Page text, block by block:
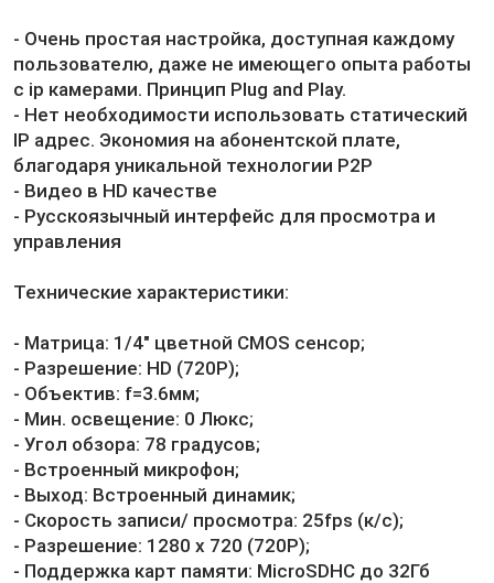
- Очень простая настройка, доступная каждому
пользователю, даже не имеющего опыта работы
с ip камерами. Принцип Plug and Play.
- Нет необходимости использовать статический
IP адрес. Экономия на абонентской плате,
благодаря уникальной технологии P2P
- Видео в HD качестве
- Русскоязычный интерфейс для просмотра и
управления
Технические характеристики:
- Матрица: 1/4" цветной CMOS сенсор;
- Разрешение: HD (720P);
- Объектив: f=3.6мм;
- Мин. освещение: 0 Люкс;
- Угол обзора: 78 градусов;
- Встроенный микрофон;
- Выход: Встроенный динамик;
- Скорость записи/ просмотра: 25fps (к/с);
- Разрешение: 1280 x 720 (720P);
- Поддержка карт памяти: MicroSDHC до 32Гб